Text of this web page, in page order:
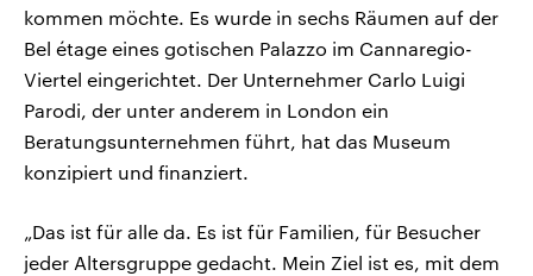
kommen möchte. Es wurde in sechs Räumen auf der
Bel étage eines gotischen Palazzo im Cannaregio-
Viertel eingerichtet. Der Unternehmer Carlo Luigi
Parodi, der unter anderem in London ein
Beratungsunternehmen führt, hat das Museum
konzipiert und finanziert.
„Das ist für alle da. Es ist für Familien, für Besucher
jeder Altersgruppe gedacht. Mein Ziel ist es, mit dem